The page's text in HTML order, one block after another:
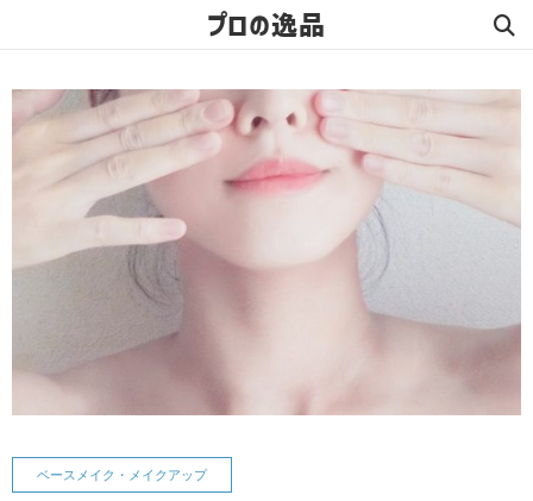
プロの逸品
ベースメイク・メイクアップ